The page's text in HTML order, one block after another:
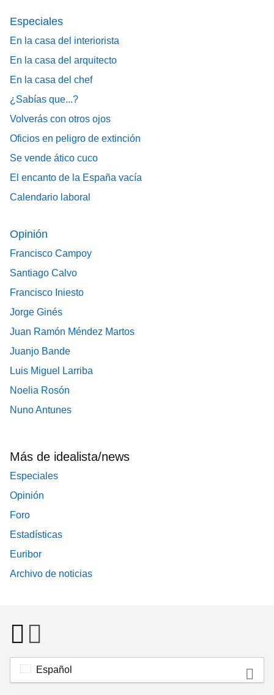
Especiales
En la casa del interiorista
En la casa del arquitecto
En la casa del chef
¿Sabías que...?
Volverás con otros ojos
Oficios en peligro de extinción
Se vende ático cuco
El encanto de la España vacía
Calendario laboral
Opinión
Francisco Campoy
Santiago Calvo
Francisco Iniesto
Jorge Ginés
Juan Ramón Méndez Martos
Juanjo Bande
Luis Miguel Larriba
Noelia Rosón
Nuno Antunes
Más de idealista/news
Especiales
Opinión
Foro
Estadísticas
Euribor
Archivo de noticias
Español